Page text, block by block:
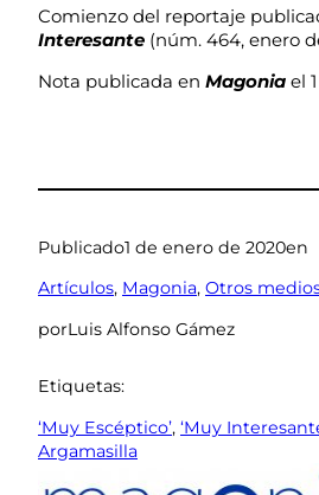
Comienzo del reportaje
Interesante (núm. 464, enero
Nota publicada en Magonia el
Publicado1 de enero de 2020en
Artículos, Magonia, Otros
porLuis Alfonso Gámez
Etiquetas:
‘Muy Escéptico’, ‘Muy
Argamasilla